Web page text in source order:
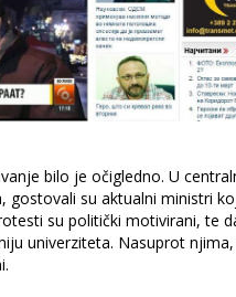
bilo je očigledno. U
gostovali su aktualni ministri
su politički motivirani, te
univerziteta. Nasuprot